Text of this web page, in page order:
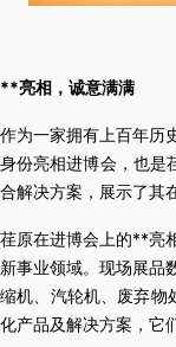
**亮相，诚意满满
作为一家拥有上百年历
身份亮相进博会，也是
合解决方案，展示了其
荏原在进博会上的**亮
新事业领域。现场展品
缩机、汽轮机、废弃物
化产品及解决方案，它